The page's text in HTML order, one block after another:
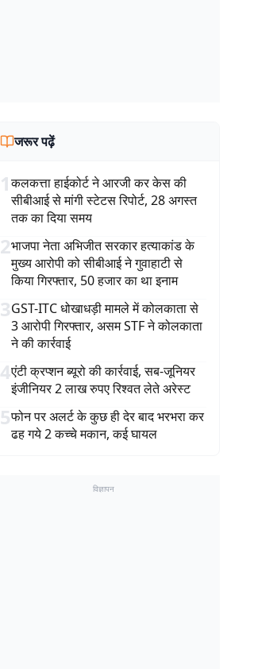
जरूर पढ़ें
1कलकत्ता हाईकोर्ट ने आरजी कर केस की
सीबीआई से मांगी स्टेटस रिपोर्ट, 28 अगस्त
तक का दिया समय
2भाजपा नेता अभिजीत सरकार हत्याकांड के
मुख्य आरोपी को सीबीआई ने गुवाहाटी से
किया गिरफ्तार, 50 हजार का था इनाम
3GST-ITC धोखाधड़ी मामले में कोलकाता से
3 आरोपी गिरफ्तार, असम STF ने कोलकाता
ने की कार्रवाई
4एंटी क्रप्शन ब्यूरो की कार्रवाई, सब-जूनियर
इंजीनियर 2 लाख रुपए रिश्वत लेते अरेस्ट
5फोन पर अलर्ट के कुछ ही देर बाद भरभरा कर
ढह गये 2 कच्चे मकान, कई घायल
विज्ञापन